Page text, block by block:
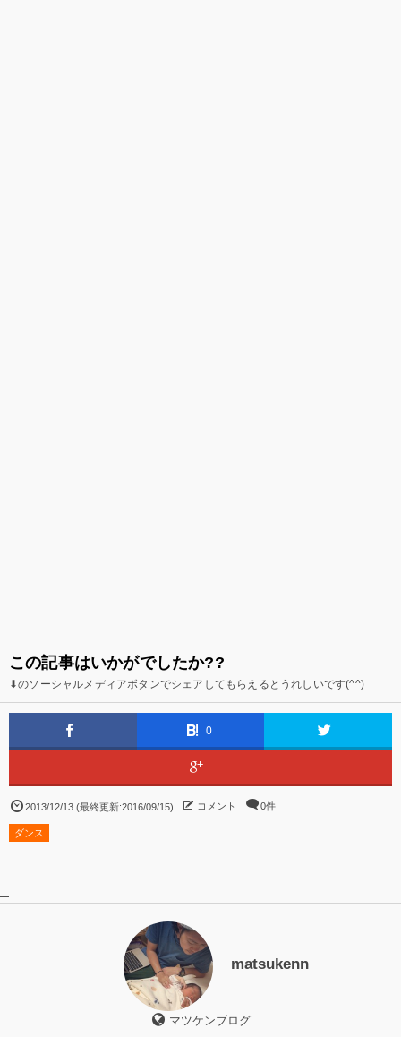
この記事はいかがでしたか??
⬇のソーシャルメディアボタンでシェアしてもらえるとうれしいです(^^)
0
2013/12/13 (最終更新:2016/09/15) コメント 0件
ダンス
matsukenn
マツケンブログ